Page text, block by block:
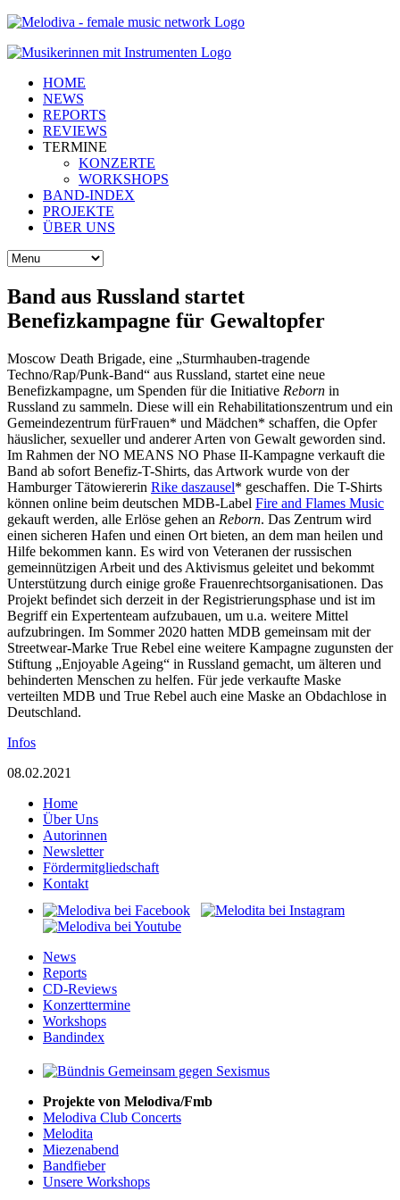
HOME
NEWS
REPORTS
REVIEWS
TERMINE
KONZERTE
WORKSHOPS
BAND-INDEX
PROJEKTE
ÜBER UNS
Band aus Russland startet
Benefizkampagne für Gewaltopfer
Moscow Death Brigade, eine „Sturmhauben-tragende
Techno/Rap/Punk-Band“ aus Russland, startet eine neue
Benefizkampagne, um Spenden für die Initiative Reborn in
Russland zu sammeln. Diese will ein Rehabilitationszentrum und ein
Gemeindezentrum fürFrauen* und Mädchen* schaffen, die Opfer
häuslicher, sexueller und anderer Arten von Gewalt geworden sind.
Im Rahmen der NO MEANS NO Phase II-Kampagne verkauft die
Band ab sofort Benefiz-T-Shirts, das Artwork wurde von der
Hamburger Tätowiererin Rike daszausel* geschaffen. Die T-Shirts
können online beim deutschen MDB-Label Fire and Flames Music
gekauft werden, alle Erlöse gehen an Reborn. Das Zentrum wird
einen sicheren Hafen und einen Ort bieten, an dem man heilen und
Hilfe bekommen kann. Es wird von Veteranen der russischen
gemeinnützigen Arbeit und des Aktivismus geleitet und bekommt
Unterstützung durch einige große Frauenrechtsorganisationen. Das
Projekt befindet sich derzeit in der Registrierungsphase und ist im
Begriff ein Expertenteam aufzubauen, um u.a. weitere Mittel
aufzubringen. Im Sommer 2020 hatten MDB gemeinsam mit der
Streetwear-Marke True Rebel eine weitere Kampagne zugunsten der
Stiftung „Enjoyable Ageing“ in Russland gemacht, um älteren und
behinderten Menschen zu helfen. Für jede verkaufte Maske
verteilten MDB und True Rebel auch eine Maske an Obdachlose in
Deutschland.
Infos
08.02.2021
Home
Über Uns
Autorinnen
Newsletter
Fördermitgliedschaft
Kontakt
News
Reports
CD-Reviews
Konzerttermine
Workshops
Bandindex
Projekte von Melodiva/Fmb
Melodiva Club Concerts
Melodita
Miezenabend
Bandfieber
Unsere Workshops